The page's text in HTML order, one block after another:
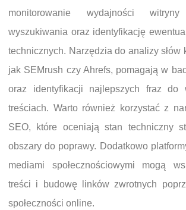
monitorowanie wydajności
wyszukiwania oraz identyfikację
technicznych. Narzędzia do analizy słów
jak SEMrush czy Ahrefs, pomagają w
oraz identyfikacji najlepszych fraz do
treściach. Warto również korzystać z
SEO, które oceniają stan techniczny
obszary do poprawy. Dodatkowo
mediami społecznościowymi mogą
treści i budowę linków zwrotnych
społeczności online.